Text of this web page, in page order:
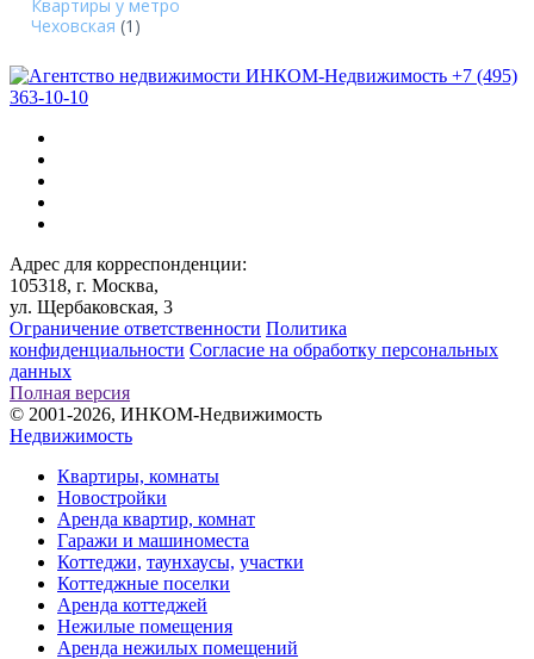
Квартиры у метро
Чеховская (1)
+7 (495)
363-10-10
Адрес для корреспонденции:
105318, г. Москва,
ул. Щербаковская, 3
Ограничение ответственности Политика
конфиденциальности Согласие на обработку персональных
данных
Полная версия
© 2001-2026, ИНКОМ-Недвижимость
Недвижимость
Квартиры, комнаты
Новостройки
Аренда квартир, комнат
Гаражи и машиноместа
Коттеджи, таунхаусы, участки
Коттеджные поселки
Аренда коттеджей
Нежилые помещения
Аренда нежилых помещений